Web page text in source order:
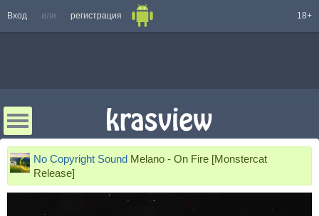
Вход или регистрация 18+
No Copyright Sound Melano - On Fire [Monstercat
Release]